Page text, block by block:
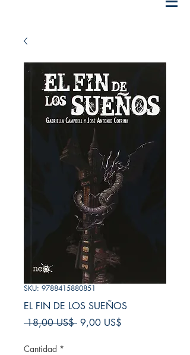
SKU: 9788415880851
EL FIN DE LOS SUEÑOS
18,00 US$ Precio
9,00 US$
Cantidad *